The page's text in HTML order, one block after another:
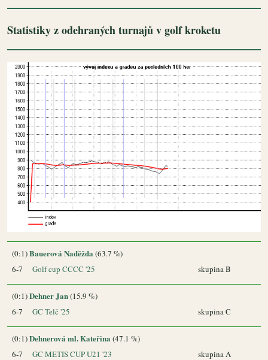
Statistiky z odehraných turnajů v golf kroketu
(0:1)Bauerová Naděžda (63.7 %)
6-7
Golf cup CCCC '25 skupina B
(0:1)Dehner Jan(15.9 %)
6-7
GC Telč '25 skupina C
(0:1)Dehnerová ml. Kateřina (47.1 %)
6-7
GC METIS CUP U21 '23 skupina A